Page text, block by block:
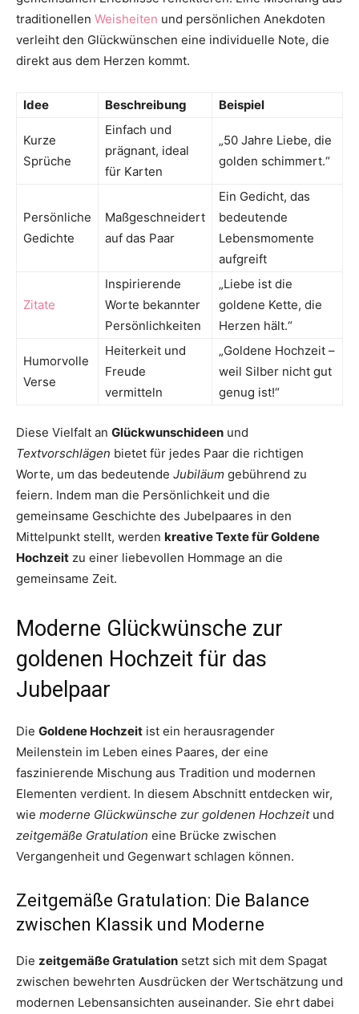
traditionellen Weisheiten und persönlichen Anekdoten
verleiht den Glückwünschen eine individuelle Note, die
direkt aus dem Herzen kommt.
Idee Beschreibung Beispiel
Kurze
Sprüche
Einfach und
prägnant, ideal
für Karten
„50 Jahre Liebe, die
golden schimmert.“
Persönliche
Gedichte
Maßgeschneidert
auf das Paar
Ein Gedicht, das
bedeutende
Lebensmomente
aufgreift
Zitate
Inspirierende
Worte bekannter
Persönlichkeiten
„Liebe ist die
goldene Kette, die
Herzen hält.“
Humorvolle
Verse
Heiterkeit und
Freude
vermitteln
„Goldene Hochzeit –
weil Silber nicht gut
genug ist!“
Diese Vielfalt an Glückwunschideen und
Textvorschlägen bietet für jedes Paar die richtigen
Worte, um das bedeutende Jubiläum gebührend zu
feiern. Indem man die Persönlichkeit und die
gemeinsame Geschichte des Jubelpaares in den
Mittelpunkt stellt, werden kreative Texte für Goldene
Hochzeit zu einer liebevollen Hommage an die
gemeinsame Zeit.
Moderne Glückwünsche zur
goldenen Hochzeit für das
Jubelpaar
Die Goldene Hochzeit ist ein herausragender
Meilenstein im Leben eines Paares, der eine
faszinierende Mischung aus Tradition und modernen
Elementen verdient. In diesem Abschnitt entdecken wir,
wie moderne Glückwünsche zur goldenen Hochzeitund
zeitgemäße Gratulation eine Brücke zwischen
Vergangenheit und Gegenwart schlagen können.
Zeitgemäße Gratulation: Die Balance
zwischen Klassik und Moderne
Die zeitgemäße Gratulation setzt sich mit dem Spagat
zwischen bewehrten Ausdrücken der Wertschätzung und
modernen Lebensansichten auseinander. Sie ehrt dabei